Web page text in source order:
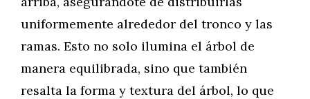
uniformemente alrededor del tronco y las
ramas. Esto no solo ilumina el árbol de
manera equilibrada, sino que también
resalta la forma y textura del árbol, lo que